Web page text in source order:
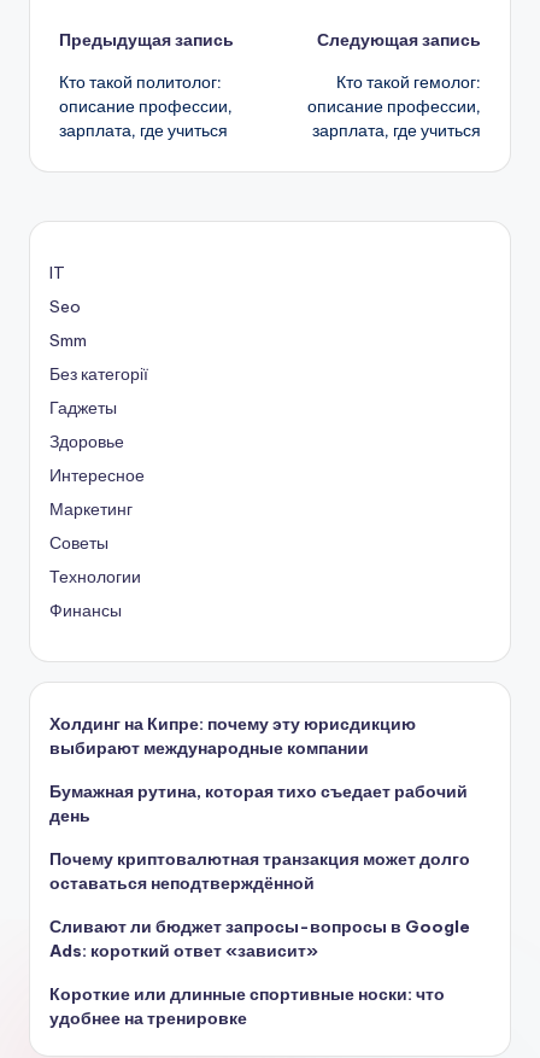
Навигация
записи
Предыдущая запись
Кто такой политолог:
описание профессии,
зарплата, где учиться
Следующая запись
Кто такой гемолог:
описание профессии,
зарплата, где учиться
IT
Seo
Smm
Без категорії
Гаджеты
Здоровье
Интересное
Маркетинг
Советы
Технологии
Финансы
Холдинг на Кипре: почему эту юрисдикцию
выбирают международные компании
Бумажная рутина, которая тихо съедает рабочий
день
Почему криптовалютная транзакция может долго
оставаться неподтверждённой
Сливают ли бюджет запросы-вопросы в Google
Ads: короткий ответ «зависит»
Короткие или длинные спортивные носки: что
удобнее на тренировке